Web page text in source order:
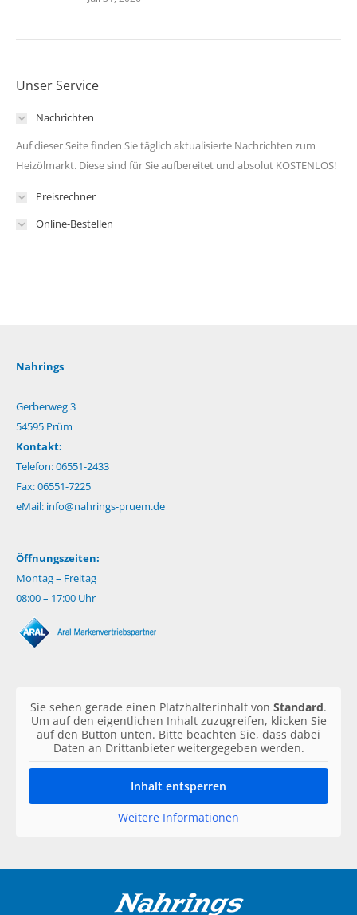
Unser Service
Nachrichten
Auf dieser Seite finden Sie täglich aktualisierte Nachrichten zum
Heizölmarkt. Diese sind für Sie aufbereitet und absolut KOSTENLOS!
Preisrechner
Online-Bestellen
Nahrings
Gerberweg 3
54595 Prüm
Kontakt:
Telefon: 06551-2433
Fax: 06551-7225
eMail: info@nahrings-pruem.de
Öffnungszeiten:
Montag – Freitag
08:00 – 17:00 Uhr
Sie sehen gerade einen Platzhalterinhalt von Standard.
Um auf den eigentlichen Inhalt zuzugreifen, klicken Sie
auf den Button unten. Bitte beachten Sie, dass dabei
Daten an Drittanbieter weitergegeben werden.
Inhalt entsperren
Weitere Informationen